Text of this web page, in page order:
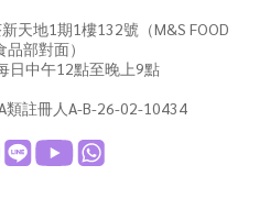
天地1期1樓132號（M&S FOOD
品部對面）
日中午12點至晚上9點
類註冊人A-B-26-02-10434